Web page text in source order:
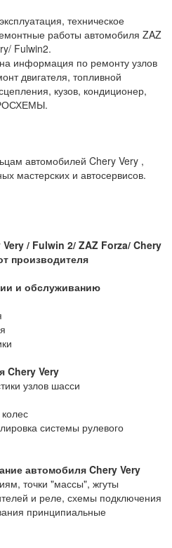
техническое
работы автомобиля ZAZ
Fulwin2.
информация по ремонту узлов
двигателя, топливной
кузов, кондиционер,
автомобилей Chery Very ,
мастерских и автосервисов.
Very / Fulwin 2/ ZAZ Forza/ Chery
производителя
и обслуживанию
Chery Very
узлов шасси
системы рулевого
автомобиля Chery Very
точки "массы", жгуты
и реле, схемы подключения
принципиальные